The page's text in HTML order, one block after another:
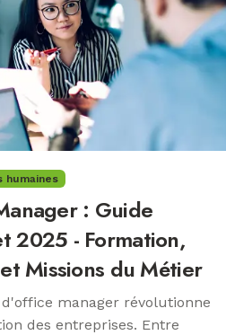
humaines
: Guide
2025 - Formation,
Missions du Métier
manager révolutionne
des entreprises. Entre